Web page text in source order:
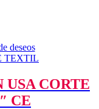
deseos
TEXTIL
CORTE
CE